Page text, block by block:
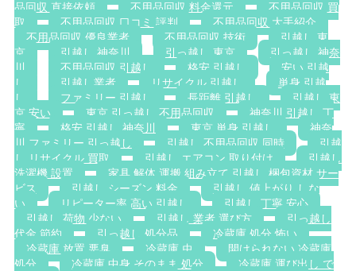
品回収 直接依頼
不用品回収 料金還元
不用品回収 買
取
不用品回収 口コミ 評判
不用品回収 大手紹介
不用品回収 優良業者
不用品回収 技術
引越し 東
京
引越し 神奈川 引っ越し 東京
引っ越し 神奈
川
不用品回収 引越し 格安 引越し
安い 引越
し
引越し業者 リサイクル 引越し
単身 引越
し
ファミリー 引越し 長距離 引越し
引越し 東
京 安い
東京 引っ越し 不用品回収
神奈川 引越し 丁
寧
格安 引越し 神奈川 東京 単身 引越し
神奈
川 ファミリー 引っ越し
引越し 不用品回収 同時
引越
し リサイクル 買取
引越し エアコン 取り付け
引越し
洗濯機 設置
家具 解体 運搬 組み立て 引越し 梱包資材 サー
ビス
引越し シーズン 料金
引越し 値上がり しな
い
リピーター率 高い 引越し
引越し 丁寧 安心
引越し 荷物 少ない
引越し 業者 選び方
引っ越し
代金 節約
引っ越し 処分品
冷蔵庫 処分 怖い
冷蔵庫 放置 悪臭
冷蔵庫 虫
開けられない 冷蔵庫
処分
冷蔵庫 中身 そのまま 処分
冷蔵庫 運び出し で